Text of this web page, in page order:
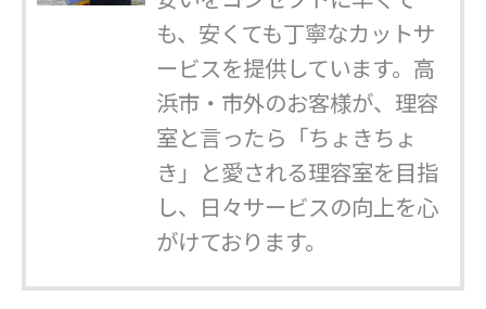
も、安くても丁寧なカットサ
ービスを提供しています。高
浜市・市外のお客様が、理容
室と言ったら「ちょきちょ
き」と愛される理容室を目指
し、日々サービスの向上を心
がけております。